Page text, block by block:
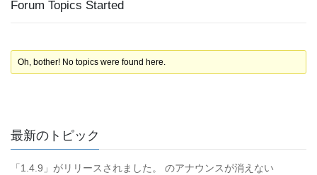
Forum Topics Started
Oh, bother! No topics were found here.
最新のトピック
「1.4.9」がリリースされました。 のアナウンスが消えない